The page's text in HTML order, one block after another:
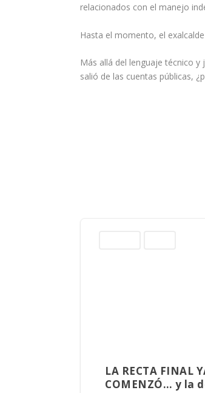
relacionados con el manejo
Hasta el momento, el
Más allá del lenguaje técnico
salió de las cuentas públicas,
LA RECTA FINAL
COMENZÓ… y la